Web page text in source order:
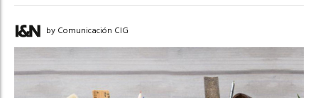
by Comunicación CIG